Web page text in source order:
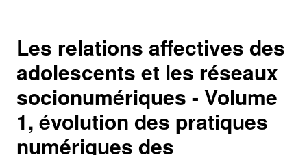
Les relations affectives des
adolescents et les réseaux
socionumériques - Volume
1, évolution des pratiques
numériques des